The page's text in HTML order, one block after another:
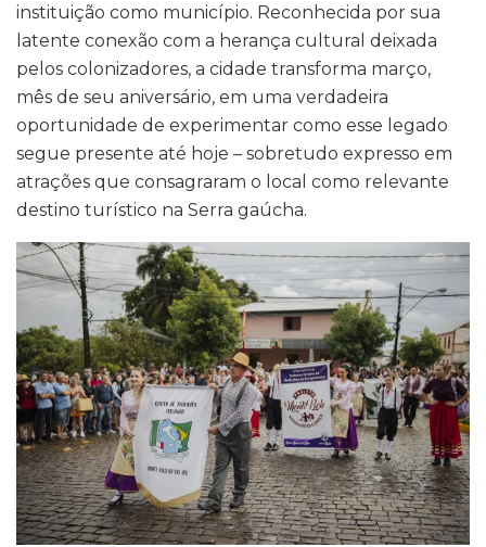
instituição como município. Reconhecida por sua
latente conexão com a herança cultural deixada
pelos colonizadores, a cidade transforma março,
mês de seu aniversário, em uma verdadeira
oportunidade de experimentar como esse legado
segue presente até hoje – sobretudo expresso em
atrações que consagraram o local como relevante
destino turístico na Serra gaúcha.